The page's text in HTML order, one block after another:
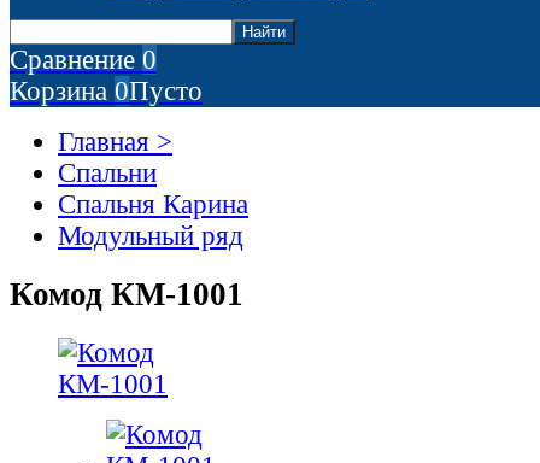
Сравнение 0
Корзина 0Пусто
Главная >
Спальни
Спальня Карина
Модульный ряд
Комод КМ-1001